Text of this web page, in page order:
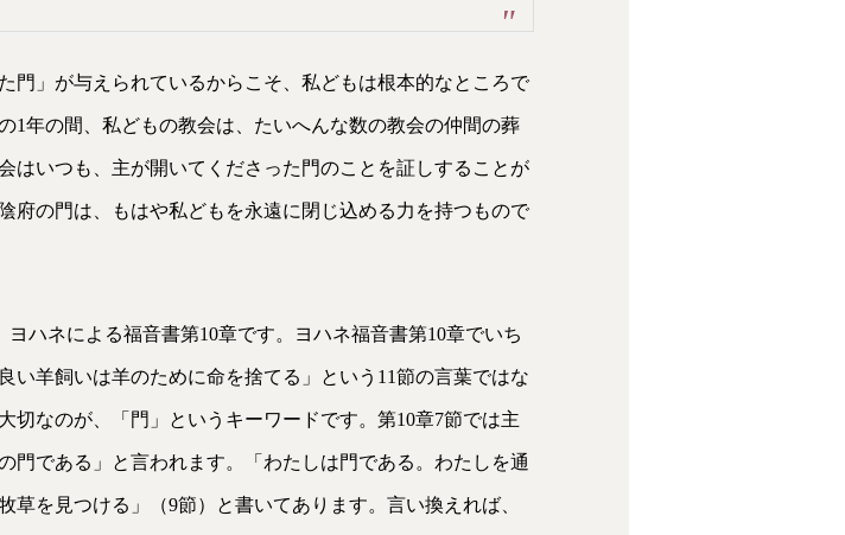
門」が与えられているからこそ、私どもは根本的なところで
1年の間、私どもの教会は、たいへんな数の教会の仲間の葬
はいつも、主が開いてくださった門のことを証しすることが
府の門は、もはや私どもを永遠に閉じ込める力を持つもので
ハネによる福音書第10章です。ヨハネ福音書第10章でいち
い羊飼いは羊のために命を捨てる」という11節の言葉ではな
切なのが、「門」というキーワードです。第10章7節では主
門である」と言われます。「わたしは門である。わたしを通
を見つける」（9節）と書いてあります。言い換えれば、